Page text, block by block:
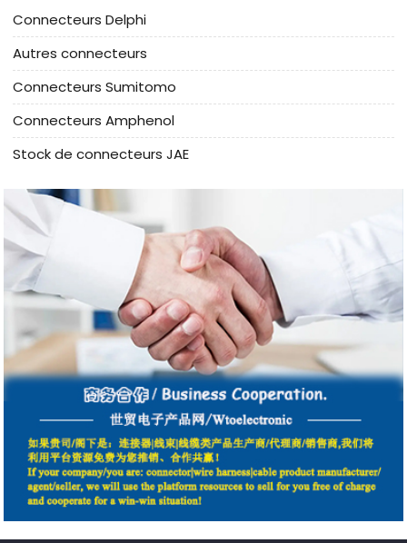
Connecteurs Delphi
Autres connecteurs
Connecteurs Sumitomo
Connecteurs Amphenol
Stock de connecteurs JAE